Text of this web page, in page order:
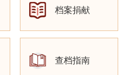
档案捐献
查档指南